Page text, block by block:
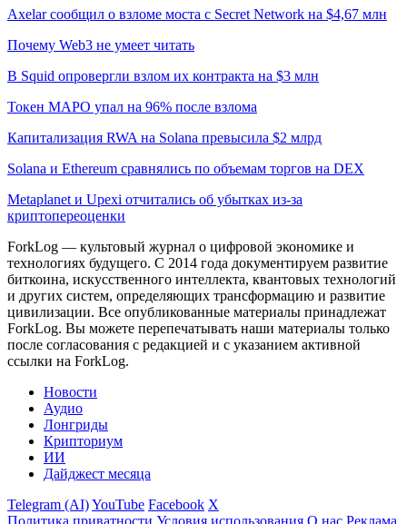
Axelar сообщил о взломе моста с Secret Network на $4,67 млн
Почему Web3 не умеет читать
В Squid опровергли взлом их контракта на $3 млн
Токен MAPO упал на 96% после взлома
Капитализация RWA на Solana превысила $2 млрд
Solana и Ethereum сравнялись по объемам торгов на DEX
Metaplanet и Upexi отчитались об убытках из-за
криптопереоценки
ForkLog — культовый журнал о цифровой экономике и
технологиях будущего. С 2014 года документируем развитие
биткоина, искусственного интеллекта, квантовых технологий
и других систем, определяющих трансформацию и развитие
цивилизации. Все опубликованные материалы принадлежат
ForkLog. Вы можете перепечатывать наши материалы только
после согласования с редакцией и с указанием активной
ссылки на ForkLog.
Новости
Аудио
Лонгриды
Крипториум
ИИ
Дайджест месяца
Telegram (AI)YouTube Facebook X
Политика приватности Условия использования О нас Реклама